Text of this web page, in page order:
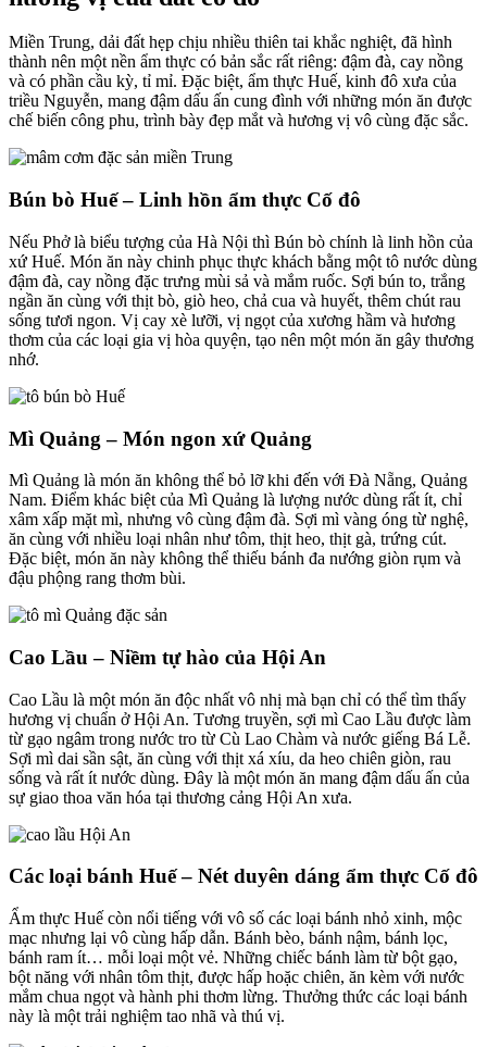
Miền Trung, dải đất hẹp chịu nhiều thiên tai khắc nghiệt, đã hình
thành nên một nền ẩm thực có bản sắc rất riêng: đậm đà, cay nồng
và có phần cầu kỳ, tỉ mỉ. Đặc biệt, ẩm thực Huế, kinh đô xưa của
triều Nguyễn, mang đậm dấu ấn cung đình với những món ăn được
chế biến công phu, trình bày đẹp mắt và hương vị vô cùng đặc sắc.
Bún bò Huế – Linh hồn ẩm thực Cố đô
Nếu Phở là biểu tượng của Hà Nội thì Bún bò chính là linh hồn của
xứ Huế. Món ăn này chinh phục thực khách bằng một tô nước dùng
đậm đà, cay nồng đặc trưng mùi sả và mắm ruốc. Sợi bún to, trắng
ngần ăn cùng với thịt bò, giò heo, chả cua và huyết, thêm chút rau
sống tươi ngon. Vị cay xè lưỡi, vị ngọt của xương hầm và hương
thơm của các loại gia vị hòa quyện, tạo nên một món ăn gây thương
nhớ.
Mì Quảng – Món ngon xứ Quảng
Mì Quảng là món ăn không thể bỏ lỡ khi đến với Đà Nẵng, Quảng
Nam. Điểm khác biệt của Mì Quảng là lượng nước dùng rất ít, chỉ
xâm xấp mặt mì, nhưng vô cùng đậm đà. Sợi mì vàng óng từ nghệ,
ăn cùng với nhiều loại nhân như tôm, thịt heo, thịt gà, trứng cút.
Đặc biệt, món ăn này không thể thiếu bánh đa nướng giòn rụm và
đậu phộng rang thơm bùi.
Cao Lầu – Niềm tự hào của Hội An
Cao Lầu là một món ăn độc nhất vô nhị mà bạn chỉ có thể tìm thấy
hương vị chuẩn ở Hội An. Tương truyền, sợi mì Cao Lầu được làm
từ gạo ngâm trong nước tro từ Cù Lao Chàm và nước giếng Bá Lễ.
Sợi mì dai sần sật, ăn cùng với thịt xá xíu, da heo chiên giòn, rau
sống và rất ít nước dùng. Đây là một món ăn mang đậm dấu ấn của
sự giao thoa văn hóa tại thương cảng Hội An xưa.
Các loại bánh Huế – Nét duyên dáng ẩm thực Cố đô
Ẩm thực Huế còn nổi tiếng với vô số các loại bánh nhỏ xinh, mộc
mạc nhưng lại vô cùng hấp dẫn. Bánh bèo, bánh nậm, bánh lọc,
bánh ram ít… mỗi loại một vẻ. Những chiếc bánh làm từ bột gạo,
bột năng với nhân tôm thịt, được hấp hoặc chiên, ăn kèm với nước
mắm chua ngọt và hành phi thơm lừng. Thưởng thức các loại bánh
này là một trải nghiệm tao nhã và thú vị.